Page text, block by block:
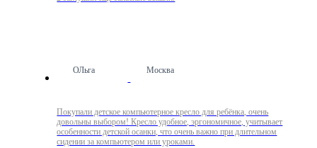
ОЛьга Москва
Покупали детское компьютерное кресло для ребёнка, очень
довольны выбором! Кресло удобное, эргономичное, учитывает
особенности детской осанки, что очень важно при длительном
сидении за компьютером или уроками.